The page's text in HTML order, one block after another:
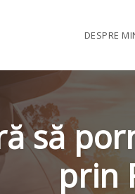
DESPRE
să
prin